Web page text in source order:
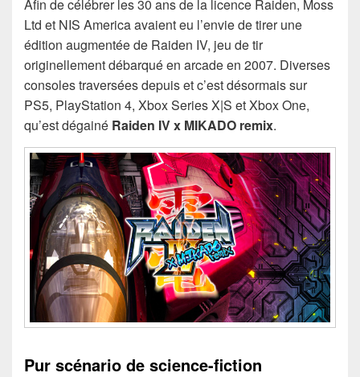
Afin de célébrer les 30 ans de la licence Raiden, Moss
Ltd et NIS America avaient eu l’envie de tirer une
édition augmentée de Raiden IV, jeu de tir
originellement débarqué en arcade en 2007. Diverses
consoles traversées depuis et c’est désormais sur
PS5, PlayStation 4, Xbox Series X|S et Xbox One,
qu’est dégainé Raiden IV x MIKADO remix.
Pur scénario de science-fiction